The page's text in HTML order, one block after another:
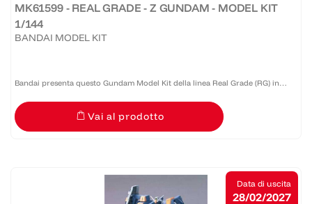
MK61599 - REAL GRADE - Z GUNDAM - MODEL KIT
1/144
BANDAI MODEL KIT
Bandai presenta questo Gundam Model Kit della linea Real Grade (RG) in
scala 1:144 caratterizzato dagli aspetti migliori delle altre tre linee di Gunpla:
le piccole dimensioni e prezzi accessibili...
Vai al prodotto
Data di uscita
28/02/2027